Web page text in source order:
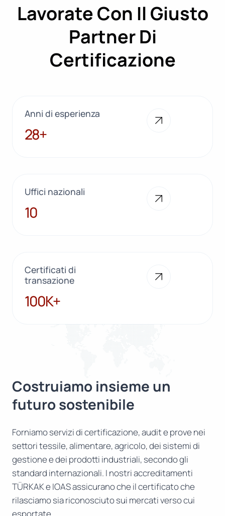
Lavorate Con Il Giusto
Partner Di
Certificazione
Anni di esperienza
28+
28+
Uffici nazionali
10
10
Certificati di
transazione
100K+
100K+
Costruiamo insieme un
futuro sostenibile
Forniamo servizi di certificazione, audit e prove nei
settori tessile, alimentare, agricolo, dei sistemi di
gestione e dei prodotti industriali, secondo gli
standard internazionali. I nostri accreditamenti
TÜRKAK e IOAS assicurano che il certificato che
rilasciamo sia riconosciuto sui mercati verso cui
esportate.